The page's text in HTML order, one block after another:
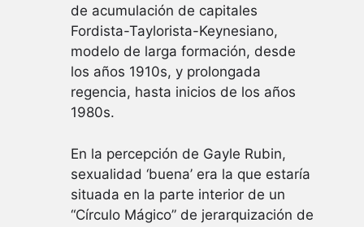
de acumulación de capitales
Fordista-Taylorista-Keynesiano,
modelo de larga formación, desde
los años 1910s, y prolongada
regencia, hasta inicios de los años
1980s.
En la percepción de Gayle Rubin,
sexualidad ‘buena’ era la que estaría
situada en la parte interior de un
“Círculo Mágico” de jerarquización de